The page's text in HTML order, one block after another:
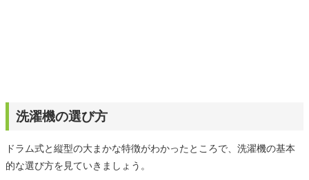
洗濯機の選び方
ドラム式と縦型の大まかな特徴がわかったところで、洗濯機の基本
的な選び方を見ていきましょう。